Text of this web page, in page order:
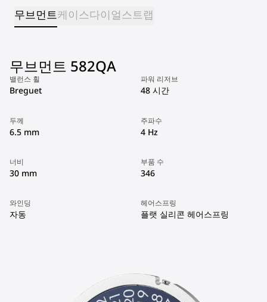
무브먼트케이스다이얼스트랩
무브먼트 582QA
밸런스 휠
Breguet
파워 리저브
48 시간
두께
6.5 mm
주파수
4 Hz
너비
30 mm
부품 수
346
와인딩
자동
헤어스프링
플랫 실리콘 헤어스프링